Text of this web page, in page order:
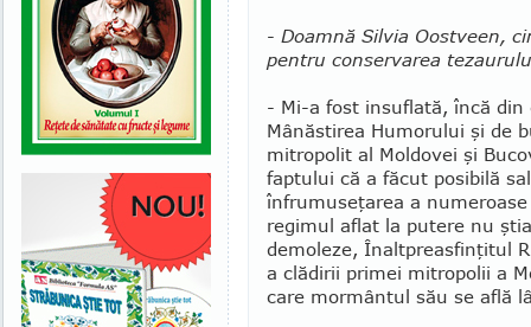
- Doamnă Silvia Oostveen,
pentru conservarea
- Mi-a fost insuflată, încă
Mânăstirea Humorului şi de
mitropolit al Moldovei şi
faptului că a făcut posi­bilă
înfrumu­seţarea a
regimul aflat la putere nu
demoleze, Înaltpreasfinţitul
a clădirii primei mitropolii a
care mormântul său se află